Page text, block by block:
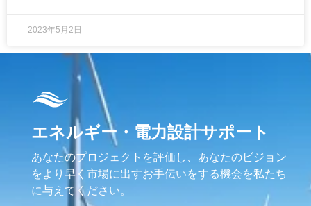
2023年5月2日
エネルギー・電力設計サポート
あなたのプロジェクトを評価し、あなたのビジョン
をより早く市場に出すお手伝いをする機会を私たち
に与えてください。